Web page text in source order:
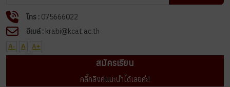
โทร : 075666022
อีเมล์ : krabi@kcat.ac.th
A- A A+
สมัครเรียน
คลื๊กลิงค์แนะนำได้เลยค่ะ!